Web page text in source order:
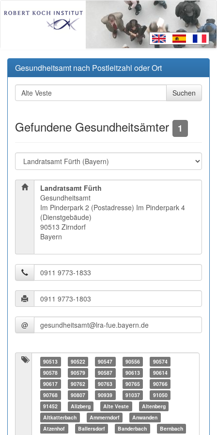
Gesundheitsamt nach Postleitzahl oder Ort
Gefundene Gesundheitsämter 1
Landratsamt Fürth
Gesundheitsamt
Im Pinderpark 2 (Postadresse) Im Pinderpark 4
(Dienstgebäude)
90513 Zirndorf
Bayern
@
90513 90522 90547 90556
90574
90578
90579 90587 90613
90614
90617
90762 90763 90765
90766
90768
90807 90939 91037
91050
91452
Alizberg Alte Veste
Altenberg
Altkatterbach
Ammerndorf
Anwanden
Atzenhof
Ballersdorf Banderbach Bernbach